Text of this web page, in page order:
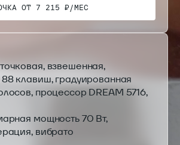
ПРЕДЗАКАЗ
ОТ 7 215 ₽/МЕС
взвешенная,
клавиш, градуированная
процессор DREAM 5716,
мощность 70 Вт,
вибрато